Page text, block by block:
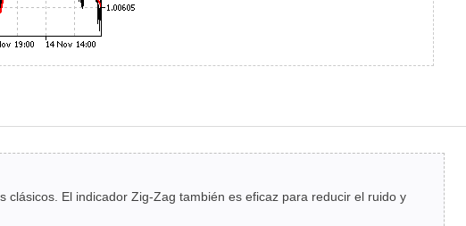
El indicador Zig-Zag también es eficaz para reducir el ruido y